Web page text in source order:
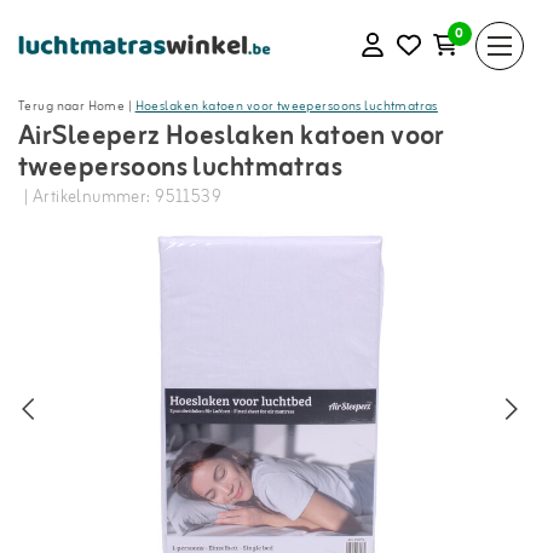
0
Terug naar Home |Hoeslaken katoen voor tweepersoons luchtmatras
AirSleeperz Hoeslaken katoen voor
tweepersoons luchtmatras
| Artikelnummer: 9511539